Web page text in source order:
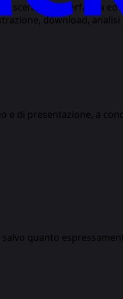
scenari di interfaccia ed
download,
e di presentazione, a
quanto